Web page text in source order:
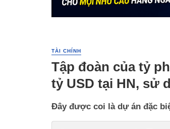
TÀI CHÍNH
Tập đoàn của tỷ
tỷ USD tại HN, sử
Đây được coi là dự án đặc